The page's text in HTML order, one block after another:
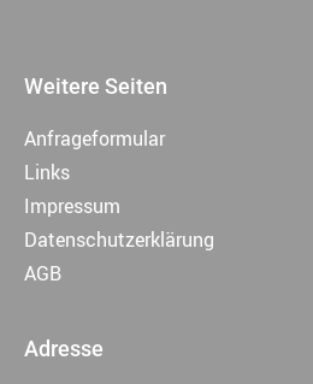
Weitere Seiten
Anfrageformular
Links
Impressum
Datenschutzerklärung
AGB
Adresse